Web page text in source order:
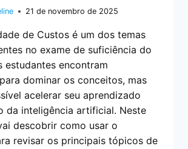
21 de novembro de 2025
de Custos é um dos temas
no exame de suficiência do
estudantes encontram
dominar os conceitos, mas
acelerar seu aprendizado
da inteligência artificial. Neste
descobrir como usar o
revisar os principais tópicos de